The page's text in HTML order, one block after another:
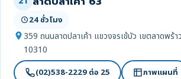
24 ชั่วโมง
359 ถนนลาดปลาเค้า แขวงจรเข้บัว เขตลาดพร้
10310
(02)538-2229 ต่อ 25 ภาพแผนที่